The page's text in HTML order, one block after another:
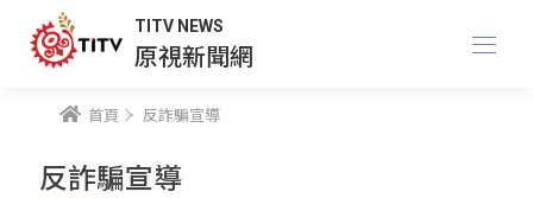
TITV NEWS
原視新聞網
首頁 反詐騙宣導
反詐騙宣導